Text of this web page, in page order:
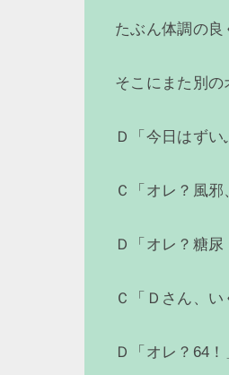
たぶん体調の良
そこにまた別
Ｄ「今日はず
Ｃ「オレ？風邪
Ｄ「オレ？糖尿
Ｃ「Ｄさん、い
Ｄ「オレ？64！